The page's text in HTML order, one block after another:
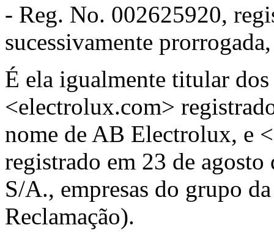
- Reg. No. 002625920,
sucessivamente
É ela igualmente titular
<electrolux.com>
nome de AB Electrolux, e
registrado em 23 de
S/A., empresas do grupo
Reclamação).